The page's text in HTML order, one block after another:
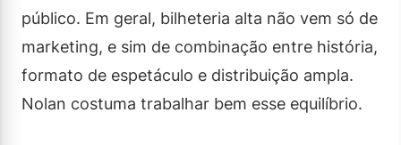
público. Em geral, bilheteria alta não vem só de
marketing, e sim de combinação entre história,
formato de espetáculo e distribuição ampla.
Nolan costuma trabalhar bem esse equilíbrio.